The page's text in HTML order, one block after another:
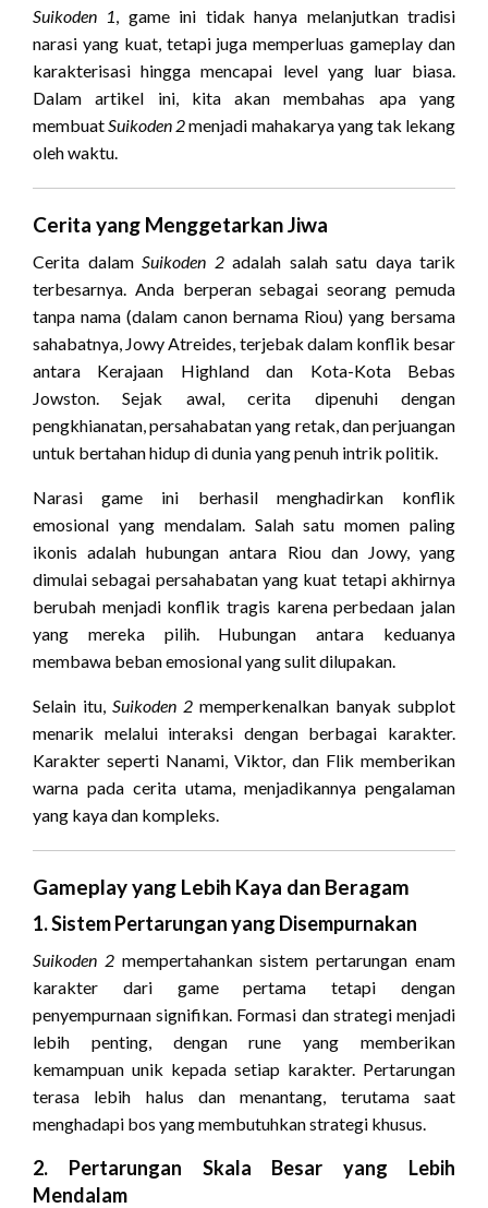
Suikoden 1, game ini tidak hanya melanjutkan tradisi
narasi yang kuat, tetapi juga memperluas gameplay dan
karakterisasi hingga mencapai level yang luar biasa.
Dalam artikel ini, kita akan membahas apa yang
membuatSuikoden 2menjadi mahakarya yang tak lekang
oleh waktu.
Cerita yang Menggetarkan Jiwa
Cerita dalam Suikoden 2adalah salah satu daya tarik
terbesarnya. Anda berperan sebagai seorang pemuda
tanpa nama (dalam canon bernama Riou) yang bersama
sahabatnya, Jowy Atreides, terjebak dalam konflik besar
antara Kerajaan Highland dan Kota-Kota Bebas
Jowston. Sejak awal, cerita dipenuhi dengan
pengkhianatan, persahabatan yang retak, dan perjuangan
untuk bertahan hidup di dunia yang penuh intrik politik.
Narasi game ini berhasil menghadirkan konflik
emosional yang mendalam. Salah satu momen paling
ikonis adalah hubungan antara Riou dan Jowy, yang
dimulai sebagai persahabatan yang kuat tetapi akhirnya
berubah menjadi konflik tragis karena perbedaan jalan
yang mereka pilih. Hubungan antara keduanya
membawa beban emosional yang sulit dilupakan.
Selain itu, Suikoden 2 memperkenalkan banyak subplot
menarik melalui interaksi dengan berbagai karakter.
Karakter seperti Nanami, Viktor, dan Flik memberikan
warna pada cerita utama, menjadikannya pengalaman
yang kaya dan kompleks.
Gameplay yang Lebih Kaya dan Beragam
1. Sistem Pertarungan yang Disempurnakan
Suikoden 2mempertahankan sistem pertarungan enam
karakter dari game pertama tetapi dengan
penyempurnaan signifikan. Formasi dan strategi menjadi
lebih penting, dengan rune yang memberikan
kemampuan unik kepada setiap karakter. Pertarungan
terasa lebih halus dan menantang, terutama saat
menghadapi bos yang membutuhkan strategi khusus.
2. Pertarungan Skala Besar yang Lebih
Mendalam